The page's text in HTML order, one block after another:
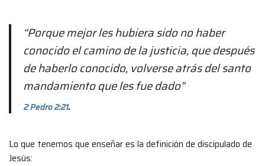
“Porque mejor les hubiera sido no haber
conocido el camino de la justicia, que después
de haberlo conocido, volverse atrás del santo
mandamiento que les fue dado”
2 Pedro 2:21.
Lo que tenemos que enseñar es la definición de discipulado de
Jesús: